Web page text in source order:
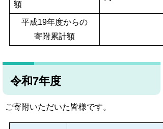
額
平成19年度からの
寄附累計額
令和7年度
ご寄附いただいた皆様です。